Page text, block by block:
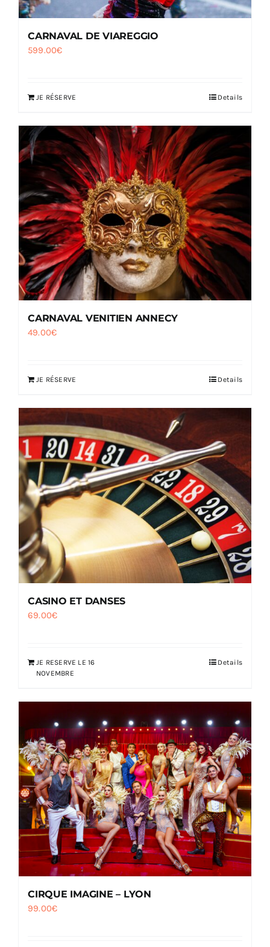
CARNAVAL DE VIAREGGIO
599.00€
JE RÉSERVE Details
CARNAVAL VENITIEN ANNECY
49.00€
JE RÉSERVE Details
CASINO ET DANSES
69.00€
JE RESERVE LE 16
NOVEMBRE
Details
CIRQUE IMAGINE – LYON
99.00€